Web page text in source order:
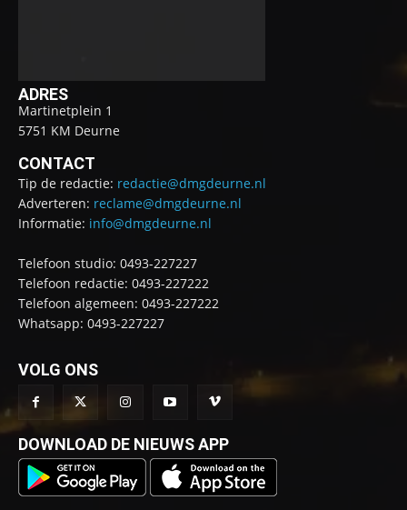
ADRES
Martinetplein 1
5751 KM Deurne
CONTACT
Tip de redactie: redactie@dmgdeurne.nl
Adverteren: reclame@dmgdeurne.nl
Informatie: info@dmgdeurne.nl
Telefoon studio: 0493-227227
Telefoon redactie: 0493-227222
Telefoon algemeen: 0493-227222
Whatsapp: 0493-227227
VOLG ONS
DOWNLOAD DE NIEUWS APP